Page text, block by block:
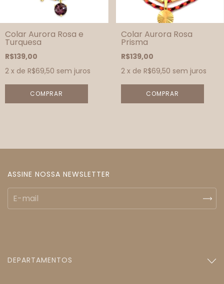
Colar Aurora Rosa e
Turquesa
R$139,00
2 x de R$69,50 sem juros
Colar Aurora Rosa
Prisma
R$139,00
2 x de R$69,50 sem juros
ASSINE NOSSA NEWSLETTER
DEPARTAMENTOS